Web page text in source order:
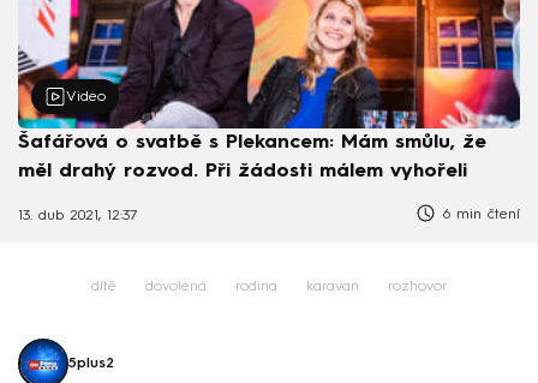
Video
Šafářová o svatbě s Plekancem: Mám smůlu, že
měl drahý rozvod. Při žádosti málem vyhořeli
13. dub 2021, 12:37 6 min čtení
dítě dovolená rodina karavan rozhovor
5plus2